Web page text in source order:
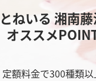
ねいる 湘南
オススメ
額料金で300種類